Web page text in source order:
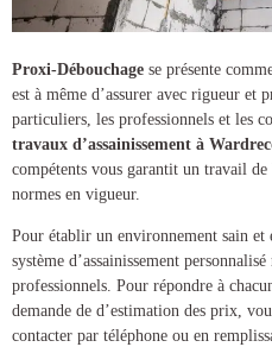
Proxi-Débouchage se présente
est à même d’assurer avec rigueur et
particuliers, les professionnels et les
travaux d’assainissement à
compétents vous garantit un travail
normes en vigueur.
Pour établir un environnement sain et
système d’assainissement personnalisé
professionnels. Pour répondre à
demande de d’estimation des prix,
contacter par téléphone ou en